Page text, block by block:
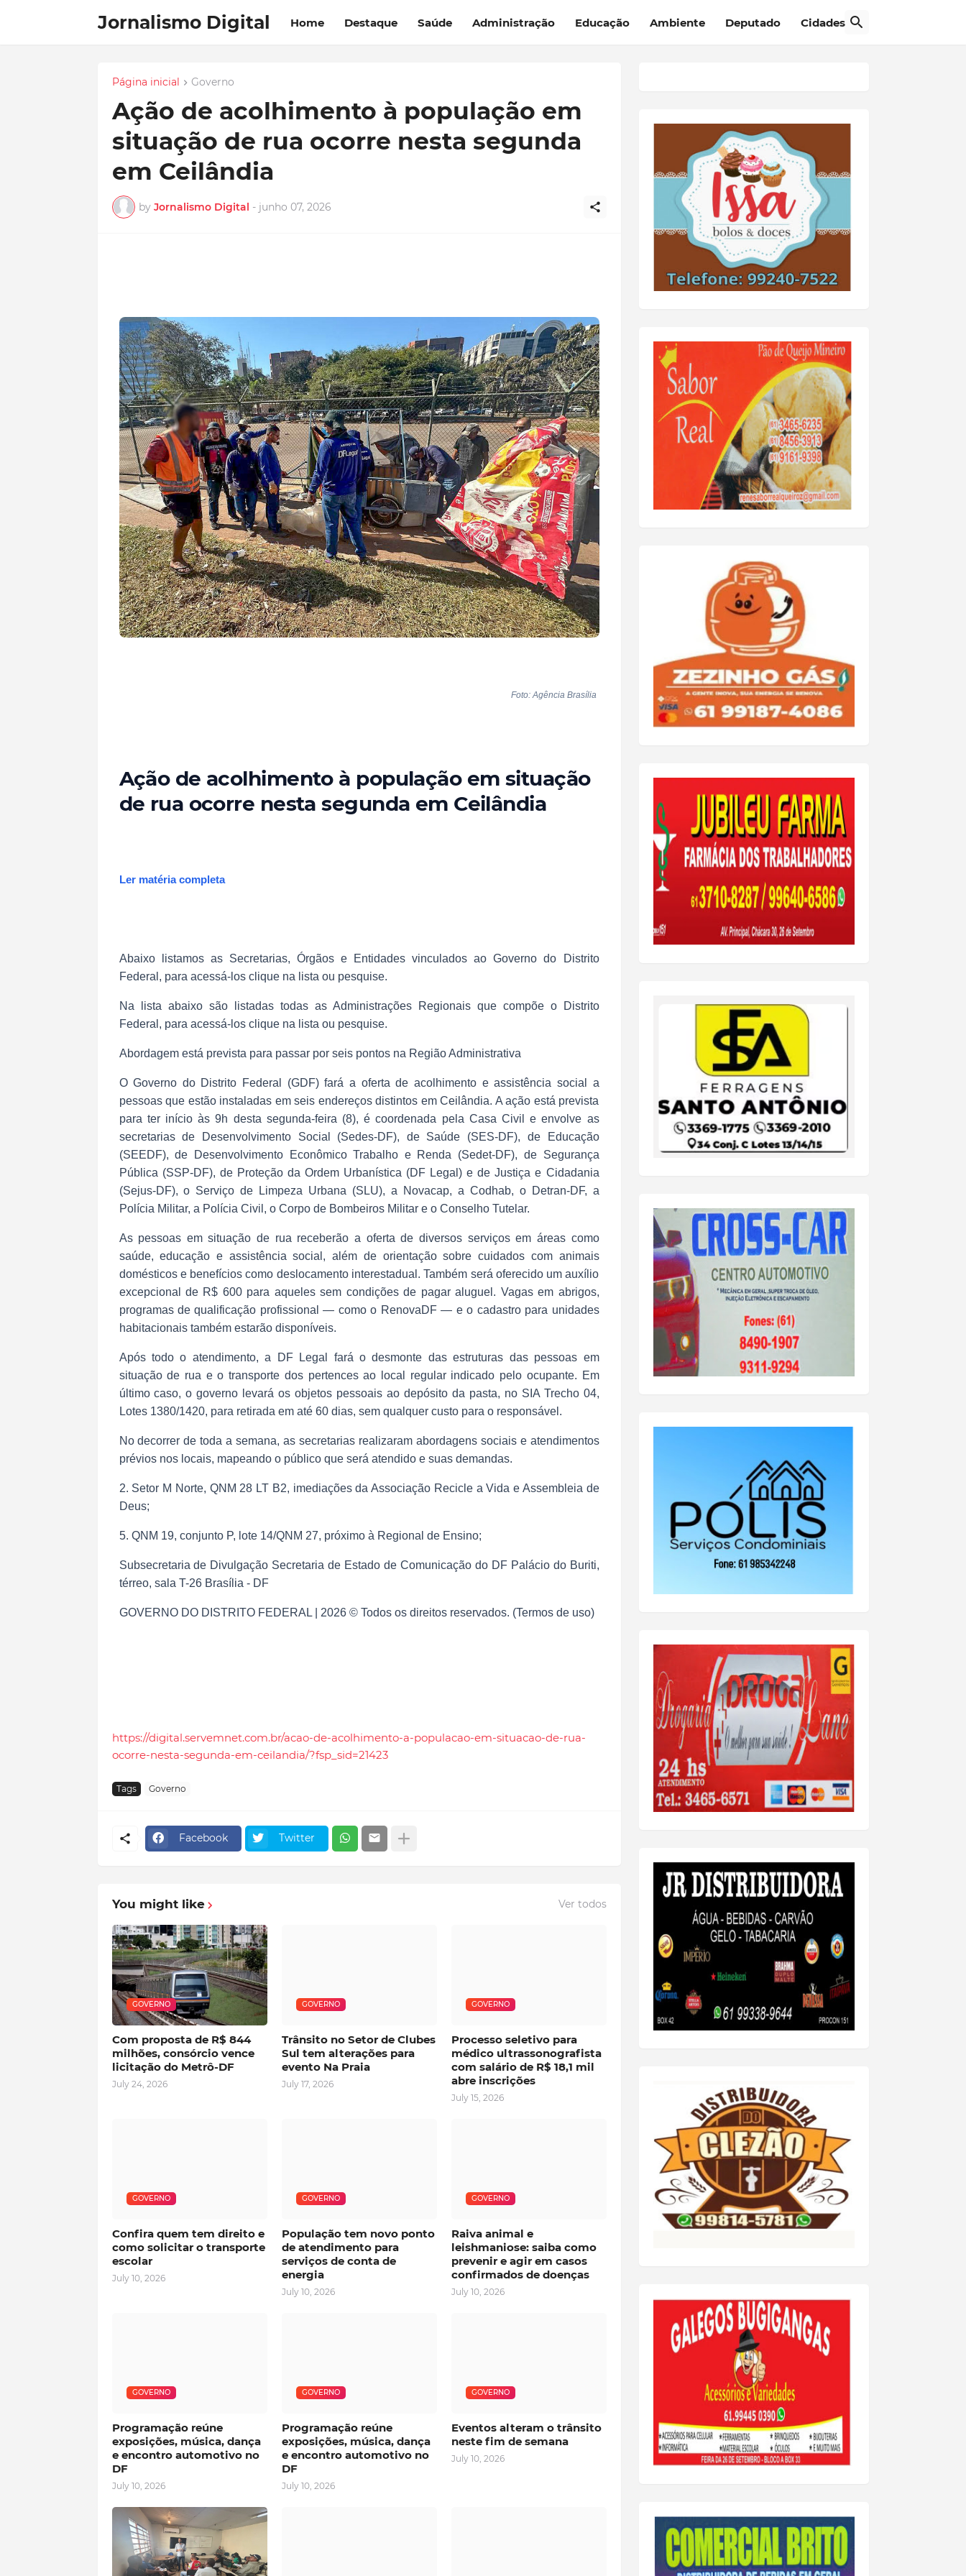
Jornalismo Digital Home Destaque Saúde Administração Educação Ambiente Deputado Cidades
Página inicial Governo
Ação de acolhimento à população em
situação de rua ocorre nesta segunda
em Ceilândia
by Jornalismo Digital - junho 07, 2026
Foto: Agência Brasília
Ação de acolhimento à população em situação
de rua ocorre nesta segunda em Ceilândia
Ler matéria completa
Abaixo listamos as Secretarias, Órgãos e Entidades vinculados ao Governo do Distrito
Federal, para acessá-los clique na lista ou pesquise.
Na lista abaixo são listadas todas as Administrações Regionais que compõe o Distrito
Federal, para acessá-los clique na lista ou pesquise.
Abordagem está prevista para passar por seis pontos na Região Administrativa
O Governo do Distrito Federal (GDF) fará a oferta de acolhimento e assistência social a
pessoas que estão instaladas em seis endereços distintos em Ceilândia. A ação está prevista
para ter início às 9h desta segunda-feira (8), é coordenada pela Casa Civil e envolve as
secretarias de Desenvolvimento Social (Sedes-DF), de Saúde (SES-DF), de Educação
(SEEDF), de Desenvolvimento Econômico Trabalho e Renda (Sedet-DF), de Segurança
Pública (SSP-DF), de Proteção da Ordem Urbanística (DF Legal) e de Justiça e Cidadania
(Sejus-DF), o Serviço de Limpeza Urbana (SLU), a Novacap, a Codhab, o Detran-DF, a
Polícia Militar, a Polícia Civil, o Corpo de Bombeiros Militar e o Conselho Tutelar.
As pessoas em situação de rua receberão a oferta de diversos serviços em áreas como
saúde, educação e assistência social, além de orientação sobre cuidados com animais
domésticos e benefícios como deslocamento interestadual. Também será oferecido um auxílio
excepcional de R$ 600 para aqueles sem condições de pagar aluguel. Vagas em abrigos,
programas de qualificação profissional — como o RenovaDF — e o cadastro para unidades
habitacionais também estarão disponíveis.
Após todo o atendimento, a DF Legal fará o desmonte das estruturas das pessoas em
situação de rua e o transporte dos pertences ao local regular indicado pelo ocupante. Em
último caso, o governo levará os objetos pessoais ao depósito da pasta, no SIA Trecho 04,
Lotes 1380/1420, para retirada em até 60 dias, sem qualquer custo para o responsável.
No decorrer de toda a semana, as secretarias realizaram abordagens sociais e atendimentos
prévios nos locais, mapeando o público que será atendido e suas demandas.
2. Setor M Norte, QNM 28 LT B2, imediações da Associação Recicle a Vida e Assembleia de
Deus;
5. QNM 19, conjunto P, lote 14/QNM 27, próximo à Regional de Ensino;
Subsecretaria de Divulgação Secretaria de Estado de Comunicação do DF Palácio do Buriti,
térreo, sala T-26 Brasília - DF
GOVERNO DO DISTRITO FEDERAL | 2026 © Todos os direitos reservados. (Termos de uso)
https://digital.servemnet.com.br/acao-de-acolhimento-a-populacao-em-situacao-de-rua-
ocorre-nesta-segunda-em-ceilandia/?fsp_sid=21423
Tags Governo
Facebook Twitter
You might like Ver todos
GOVERNO
Com proposta de R$ 844
milhões, consórcio vence
licitação do Metrô-DF
July 24, 2026
GOVERNO
Trânsito no Setor de Clubes
Sul tem alterações para
evento Na Praia
July 17, 2026
GOVERNO
Processo seletivo para
médico ultrassonografista
com salário de R$ 18,1 mil
abre inscrições
July 15, 2026
GOVERNO
Confira quem tem direito e
como solicitar o transporte
escolar
July 10, 2026
GOVERNO
População tem novo ponto
de atendimento para
serviços de conta de
energia
July 10, 2026
GOVERNO
Raiva animal e
leishmaniose: saiba como
prevenir e agir em casos
confirmados de doenças
July 10, 2026
GOVERNO
Programação reúne
exposições, música, dança
e encontro automotivo no
DF
July 10, 2026
GOVERNO
Programação reúne
exposições, música, dança
e encontro automotivo no
DF
July 10, 2026
GOVERNO
Eventos alteram o trânsito
neste fim de semana
July 10, 2026